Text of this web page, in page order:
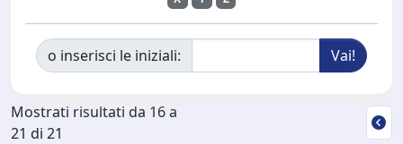
o inserisci le iniziali:
Mostrati risultati da 16 a
21 di 21